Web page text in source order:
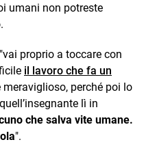
umani non potreste
proprio a toccare con
il lavoro che fa un
meraviglioso, perché poi lo
lì in
che salva vite umane.
".